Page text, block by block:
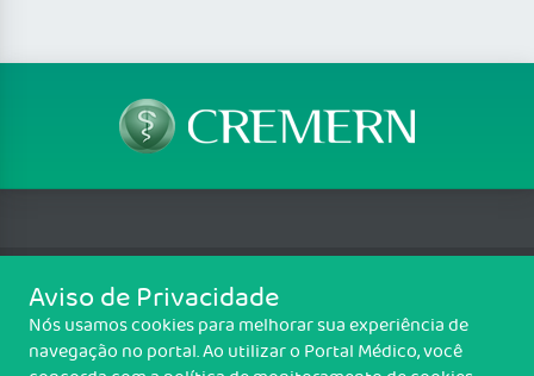
Telefone: (84) 3100-0011 / (84) 3100-0012
Email: atendimento@cremern.org.br
Av. Rio Branco, 398, Cidade Alta, Natal/RN - CEP: 59025-001 - CNPJ:
Aviso de Privacidade
Nós usamos cookies para melhorar sua experiência de
navegação no portal. Ao utilizar o Portal Médico, você